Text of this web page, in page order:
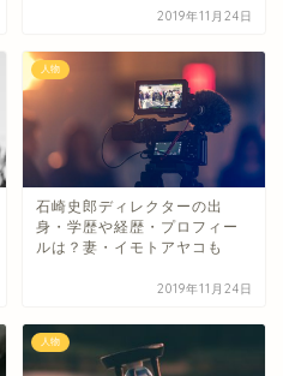
2019年11月24日
人物
石崎史郎ディレクターの出
身・学歴や経歴・プロフィー
ルは？妻・イモトアヤコも
2019年11月24日
人物